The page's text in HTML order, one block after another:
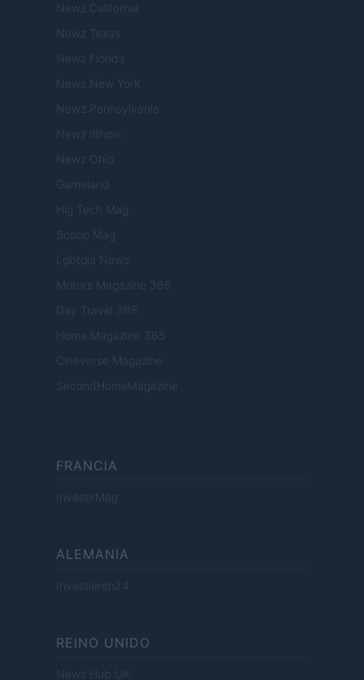
Newz California
Newz Texas
Newz Florida
Newz New York
Newz Pennsylvania
Newz Illinois
Newz Ohio
Gameland
Hig Tech Mag
Scoop Mag
Lgbtqia News
Motors Magazine 365
Day Travel 365
Home Magazine 365
Cineverse Magazine
SecondHomeMagazine
FRANCIA
InvestirMag
ALEMANIA
Investieren24
REINO UNIDO
News Hub UK